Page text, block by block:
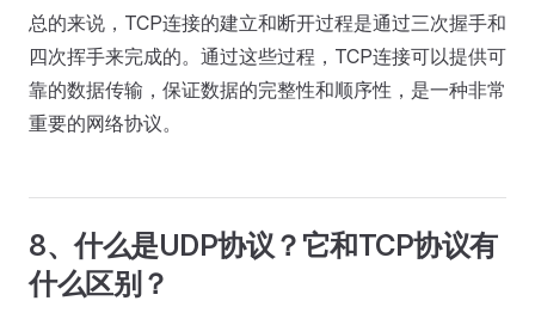
总的来说，TCP连接的建立和断开过程是通过三次握手和
四次挥手来完成的。通过这些过程，TCP连接可以提供可
靠的数据传输，保证数据的完整性和顺序性，是一种非常
重要的网络协议。
8、什么是UDP协议？它和TCP协议有
什么区别？